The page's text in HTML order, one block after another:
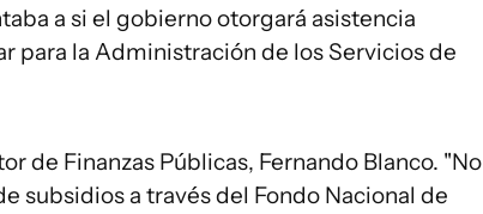
a si el gobierno otorgará asistencia
para la Administración de los Servicios de
de Finanzas Públicas, Fernando Blanco. "No
subsidios a través del Fondo Nacional de